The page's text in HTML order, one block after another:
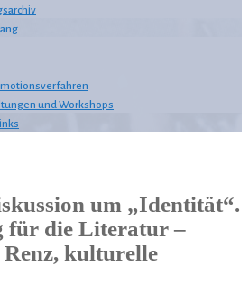
und Workshops
um „Identität“.
für die Literatur –
kulturelle